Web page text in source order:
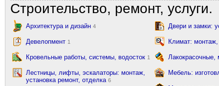
Строительство, ремонт, услуги.
Архитектура и дизайн 4 Двери и замки:
Девелопмент 1 Климат:
Кровельные работы, системы, водосток 1
Лестницы, лифты, эскалаторы: монтаж,
установка ремонт, отделка 6
Мебель: